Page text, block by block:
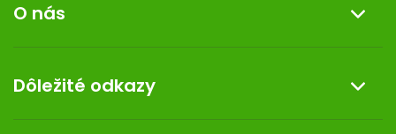
Reklamácia a vrátenie tovaru
Doprava a platba
Darček k nákupu
Obchodné podmienky
O nás
Kontakt
Dermocentrum
Dôležité odkazy